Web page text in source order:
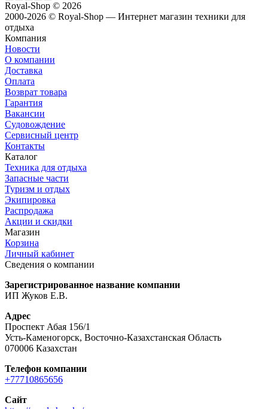
Royal-Shop © 2026
2000-2026 © Royal-Shop — Интернет магазин техники для
отдыха
Компания
Новости
О компании
Доставка
Оплата
Возврат товара
Гарантия
Вакансии
Судовождение
Сервисный центр
Контакты
Каталог
Техника для отдыха
Запасные части
Туризм и отдых
Экипировка
Распродажа
Акции и скидки
Магазин
Корзина
Личный кабинет
Сведения о компании
Зарегистрированное название компании
ИП Жуков Е.В.
Адрес
Проспект Абая 156/1
Усть-Каменогорск, Восточно-Казахстанская Область
070006 Казахстан
Телефон компании
+77710865656
Сайт